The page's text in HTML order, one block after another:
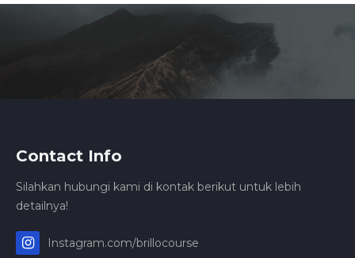
Contact Info
Silahkan hubungi kami di kontak berikut untuk lebih
detailnya!
Instagram.com/brillocourse